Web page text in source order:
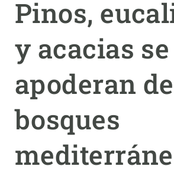
Pinos,
y acacias se
apoderan
bosques
menu
INVESTIGACIÓN
CIENCIA EN ACCIÓN
PARTICIPA
NOTICIAS Y AGENDA